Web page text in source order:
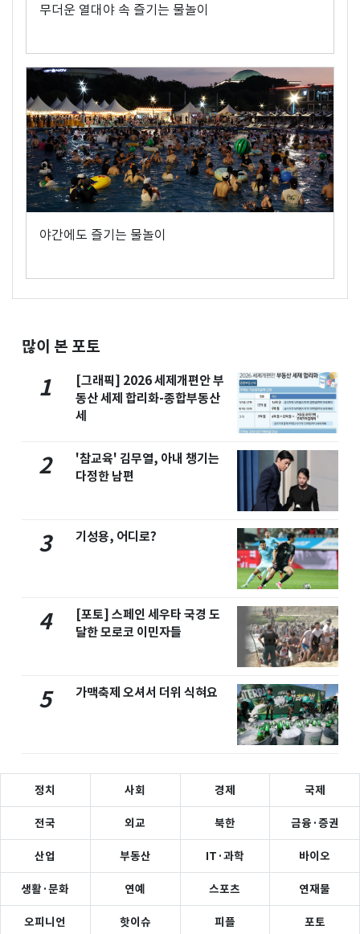
무더운 열대야 속 즐기는 물놀이
야간에도 즐기는 물놀이
많이 본 포토
1
[그래픽] 2026 세제개편안 부
동산 세제 합리화-종합부동산
세
2
'참교육' 김무열, 아내 챙기는
다정한 남편
3 기성용, 어디로?
4
[포토] 스페인 세우타 국경 도
달한 모로코 이민자들
5 가맥축제 오셔서 더위 식혀요
정치 사회 경제 국제
전국 외교 북한 금융·증권
산업 부동산 IT·과학 바이오
생활·문화 연예 스포츠 연재물
오피니언 핫이슈 피플 포토